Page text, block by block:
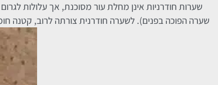
שערות חודרניות אינן מחלת עור מסוכנת, אך עלולות
שערה הפוכה בפנים). לשערה חודרנית צורתה לרוב, קטנה